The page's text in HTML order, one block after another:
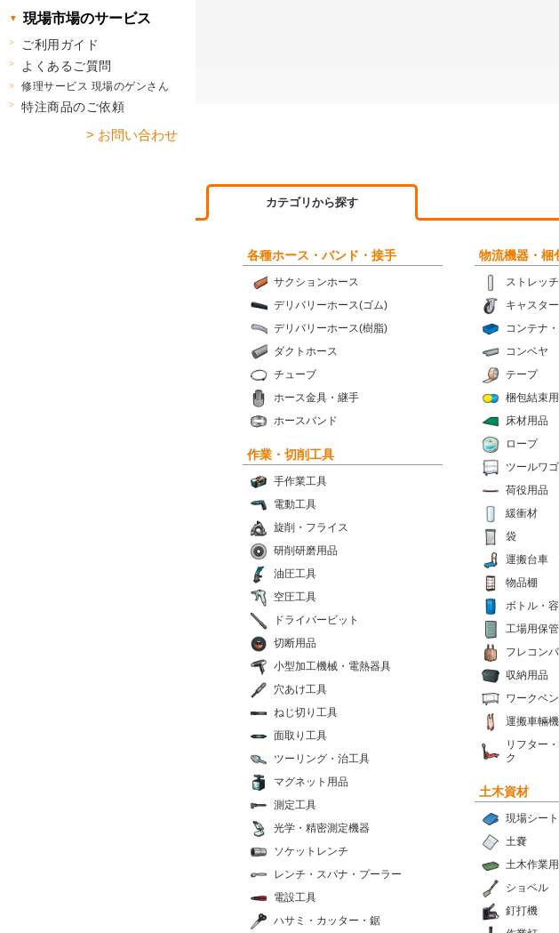
カテゴリから探す
各種ホース・バンド・接手
サクションホース
デリバリーホース(ゴム)
デリバリーホース(樹脂)
ダクトホース
チューブ
ホース金具・継手
ホースバンド
物流機器・梱
ストレッ
キャスター
コンテナ
コンベヤ
テープ
梱包結束
床材用品
ロープ
ツールワ
荷役用品
緩衝材
袋
運搬台車
物品棚
ボトル・
工場用保
フレコン
収納用品
ワークベ
運搬車輛
リフター
ク
作業・切削工具
手作業工具
電動工具
旋削・フライス
研削研磨用品
油圧工具
空圧工具
ドライバービット
切断用品
小型加工機械・電熱器具
穴あけ工具
ねじ切り工具
面取り工具
ツーリング・治工具
マグネット用品
測定工具
光学・精密測定機器
ソケットレンチ
レンチ・スパナ・プーラー
電設工具
ハサミ・カッター・鋸
土木資材
現場シート
土嚢
土木作業
ショベル
釘打機
現場市場のサービス
ご利用ガイド
よくあるご質問
修理サービス 現場のゲンさん
特注商品のご依頼
> お問い合わせ